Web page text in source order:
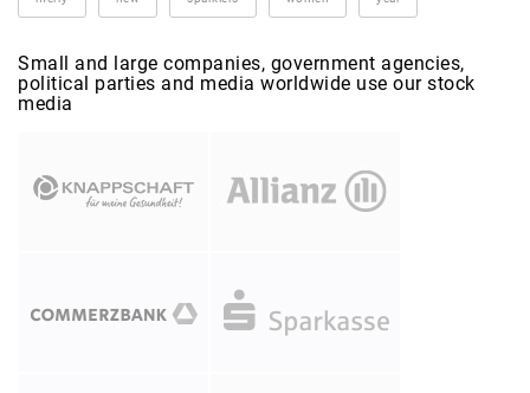
Small and large companies, government agencies,
political parties and media worldwide use our stock
media